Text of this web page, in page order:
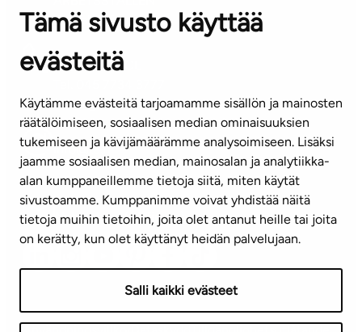
Tämä sivusto käyttää
evästeitä
Käytämme evästeitä tarjoamamme sisällön ja mainosten
räätälöimiseen, sosiaalisen median ominaisuuksien
tukemiseen ja kävijämäärämme analysoimiseen. Lisäksi
jaamme sosiaalisen median, mainosalan ja analytiikka-
alan kumppaneillemme tietoja siitä, miten käytät
sivustoamme. Kumppanimme voivat yhdistää näitä
tietoja muihin tietoihin, joita olet antanut heille tai joita
on kerätty, kun olet käyttänyt heidän palvelujaan.
Salli kaikki evästeet
Kontaktinformation
KUNDSERVICE
(vardagar kl. 8–16)
info@ta.fi
Nyhetsbrev (på finska)